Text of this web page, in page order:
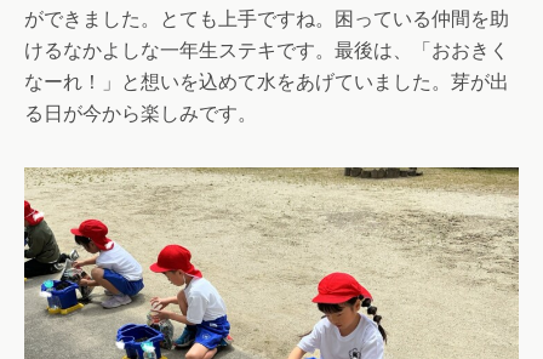
ができました。とても上手ですね。困っている仲間を助
けるなかよしな一年生ステキです。最後は、「おおきく
なーれ！」と想いを込めて水をあげていました。芽が出
る日が今から楽しみです。